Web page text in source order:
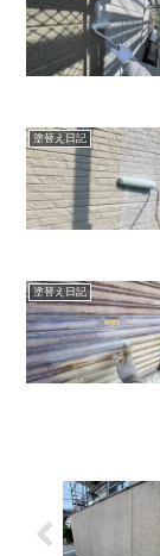
塗替え日記
塗替え日記